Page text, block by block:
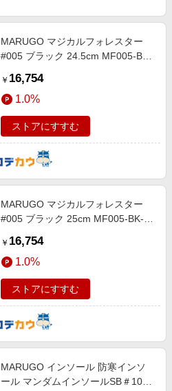
MARUGO マジカルフォレスター
#005 ブラック 24.5cm MF005-BK-
￥ 16,754
1.0%
ストアにすすむ
MARUGO マジカルフォレスター
#005 ブラック 25cm MF005-BK-
￥ 16,754
1.0%
ストアにすすむ
MARUGO インソール 防寒インソ
ール マンダムインソールSB＃103